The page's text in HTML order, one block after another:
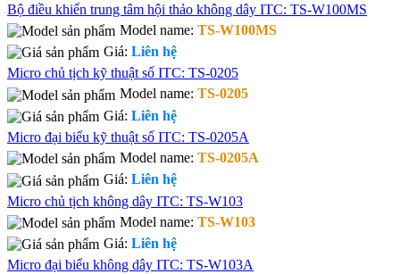
Bộ điều khiển trung tâm hội thảo không dây ITC: TS-W100MS
Model name: TS-W100MS
Giá: Liên hệ
Micro chủ tịch kỹ thuật số ITC: TS-0205
Model name: TS-0205
Giá: Liên hệ
Micro đại biểu kỹ thuật số ITC: TS-0205A
Model name: TS-0205A
Giá: Liên hệ
Micro chủ tịch không dây ITC: TS-W103
Model name: TS-W103
Giá: Liên hệ
Micro đại biểu không dây ITC: TS-W103A